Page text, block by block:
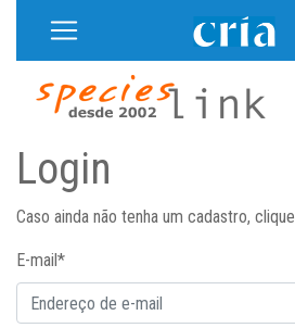
Login
Caso ainda não tenha um cadastro, clique
E-mail*